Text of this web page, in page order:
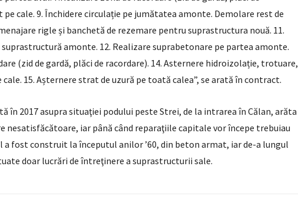
pe cale. 9. Închidere circulație pe jumătatea amonte. Demolare rest de
rigle și banchetă de rezemare pentru suprastructura nouă. 11.
amonte. 12. Realizare suprabetonare pe partea amonte.
(zid de gardă, plăci de racordare). 14. Asternere hidroizolație, trotuare,
15. Așternere strat de uzură pe toată calea”, se arată în contract.
în 2017 asupra situaţiei podului peste Strei, de la intrarea în Călan, arăta
nesatisfăcătoare, iar până când reparaţiile capitale vor începe trebuiau
a fost construit la începutul anilor ’60, din beton armat, iar de-a lungul
doar lucrări de întreţinere a suprastructurii sale.